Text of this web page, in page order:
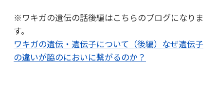
※ワキガの遺伝の話後編はこちらのブログになりま
す。
ワキガの遺伝・遺伝子について（後編）なぜ遺伝子
の違いが脇のにおいに繋がるのか？